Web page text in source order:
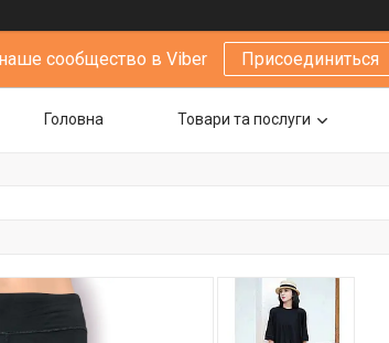
сообщество в Viber Присоединиться
Головна Товари та послуги